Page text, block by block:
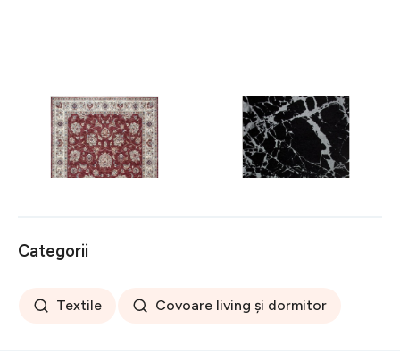
Covor rezistent Eko, ALT
05 - Red, Ivory, 100%
poliester, 80 x 150 cm
256 lei
Covor rezistent SM 21 -
Black, Silver XW, 80x300
441 lei
Categorii
Textile Covoare living și dormitor